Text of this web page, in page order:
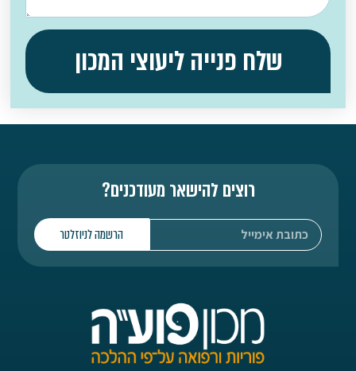
שלח פנייה ליעוצי המכון
רוצים להישאר מעודכנים?
הרשמה לניוזלטר